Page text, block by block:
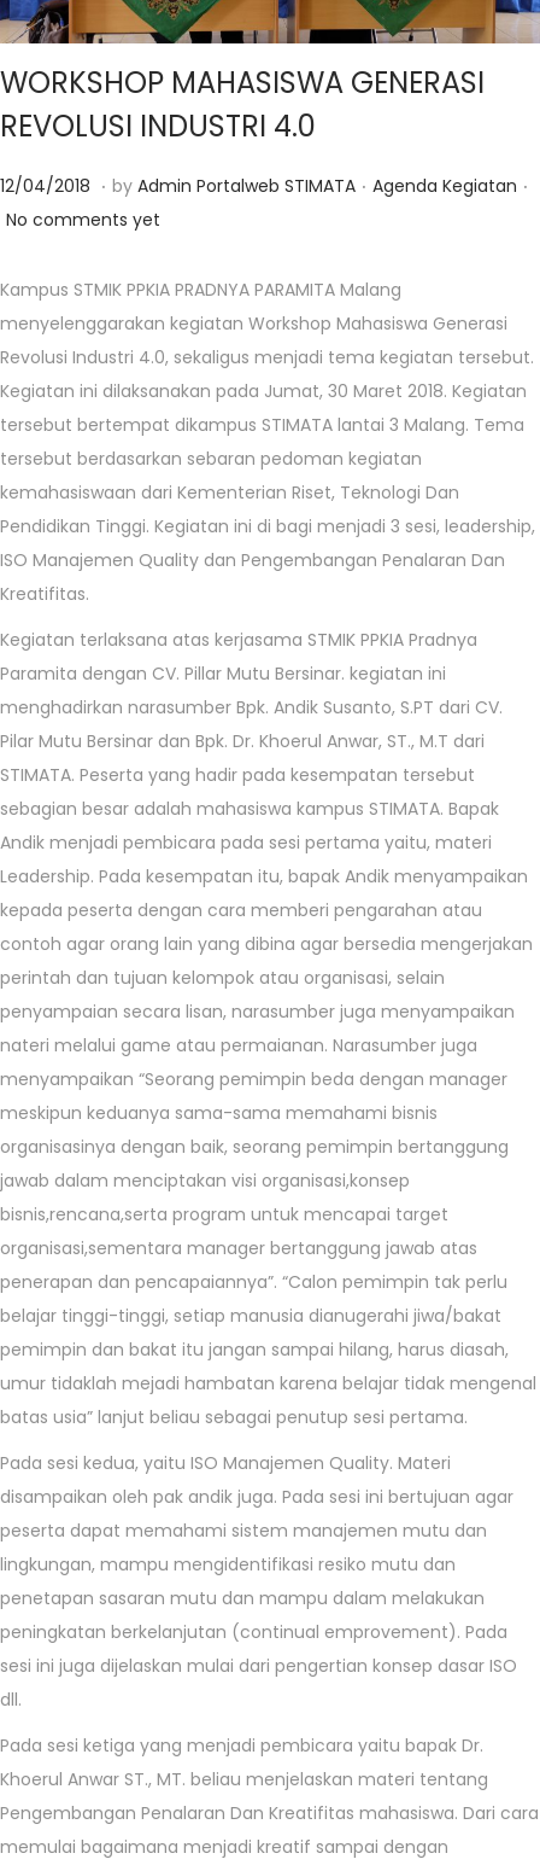
WORKSHOP MAHASISWA GENERASI
REVOLUSI INDUSTRI 4.0
Posted on
12/04/2018
4
1
0
/
2
0
2
0
. by Admin Portalweb STIMATA . Posted in
Agenda Kegiatan .
No comments yet
Kampus STMIK PPKIA PRADNYA PARAMITA Malang
menyelenggarakan kegiatan Workshop Mahasiswa Generasi
Revolusi Industri 4.0, sekaligus menjadi tema kegiatan tersebut.
Kegiatan ini dilaksanakan pada Jumat, 30 Maret 2018. Kegiatan
tersebut bertempat dikampus STIMATA lantai 3 Malang. Tema
tersebut berdasarkan sebaran pedoman kegiatan
kemahasiswaan dari Kementerian Riset, Teknologi Dan
Pendidikan Tinggi. Kegiatan ini di bagi menjadi 3 sesi, leadership,
ISO Manajemen Quality dan Pengembangan Penalaran Dan
Kreatifitas.
Kegiatan terlaksana atas kerjasama STMIK PPKIA Pradnya
Paramita dengan CV. Pillar Mutu Bersinar. kegiatan ini
menghadirkan narasumber Bpk. Andik Susanto, S.PT dari CV.
Pilar Mutu Bersinar dan Bpk. Dr. Khoerul Anwar, ST., M.T dari
STIMATA. Peserta yang hadir pada kesempatan tersebut
sebagian besar adalah mahasiswa kampus STIMATA. Bapak
Andik menjadi pembicara pada sesi pertama yaitu, materi
Leadership. Pada kesempatan itu, bapak Andik menyampaikan
kepada peserta dengan cara memberi pengarahan atau
contoh agar orang lain yang dibina agar bersedia mengerjakan
perintah dan tujuan kelompok atau organisasi, selain
penyampaian secara lisan, narasumber juga menyampaikan
nateri melalui game atau permaianan. Narasumber juga
menyampaikan “Seorang pemimpin beda dengan manager
meskipun keduanya sama-sama memahami bisnis
organisasinya dengan baik, seorang pemimpin bertanggung
jawab dalam menciptakan visi organisasi,konsep
bisnis,rencana,serta program untuk mencapai target
organisasi,sementara manager bertanggung jawab atas
penerapan dan pencapaiannya”. “Calon pemimpin tak perlu
belajar tinggi-tinggi, setiap manusia dianugerahi jiwa/bakat
pemimpin dan bakat itu jangan sampai hilang, harus diasah,
umur tidaklah mejadi hambatan karena belajar tidak mengenal
batas usia” lanjut beliau sebagai penutup sesi pertama.
Pada sesi kedua, yaitu ISO Manajemen Quality. Materi
disampaikan oleh pak andik juga. Pada sesi ini bertujuan agar
peserta dapat memahami sistem manajemen mutu dan
lingkungan, mampu mengidentifikasi resiko mutu dan
penetapan sasaran mutu dan mampu dalam melakukan
peningkatan berkelanjutan (continual emprovement). Pada
sesi ini juga dijelaskan mulai dari pengertian konsep dasar ISO
dll.
Pada sesi ketiga yang menjadi pembicara yaitu bapak Dr.
Khoerul Anwar ST., MT. beliau menjelaskan materi tentang
Pengembangan Penalaran Dan Kreatifitas mahasiswa. Dari cara
memulai bagaimana menjadi kreatif sampai dengan